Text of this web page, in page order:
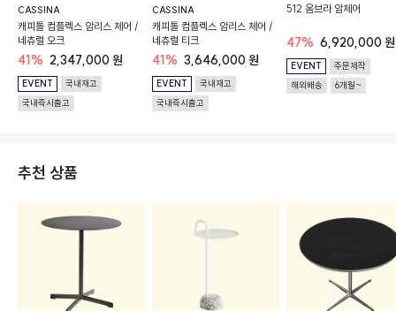
CASSINA
캐피톨 컴플렉스 암리스 체어 /
네츄럴 오크
41% 2,347,000 원
EVENT
국내재고
국내즉시출고
CASSINA
캐피톨 컴플렉스 암리스 체어 /
네츄럴 티크
41% 3,646,000 원
EVENT
국내재고
국내즉시출고
512 옴브라 암체어
47% 6,920,000 원
EVENT
주문제작
해외배송
6개월~
추천 상품